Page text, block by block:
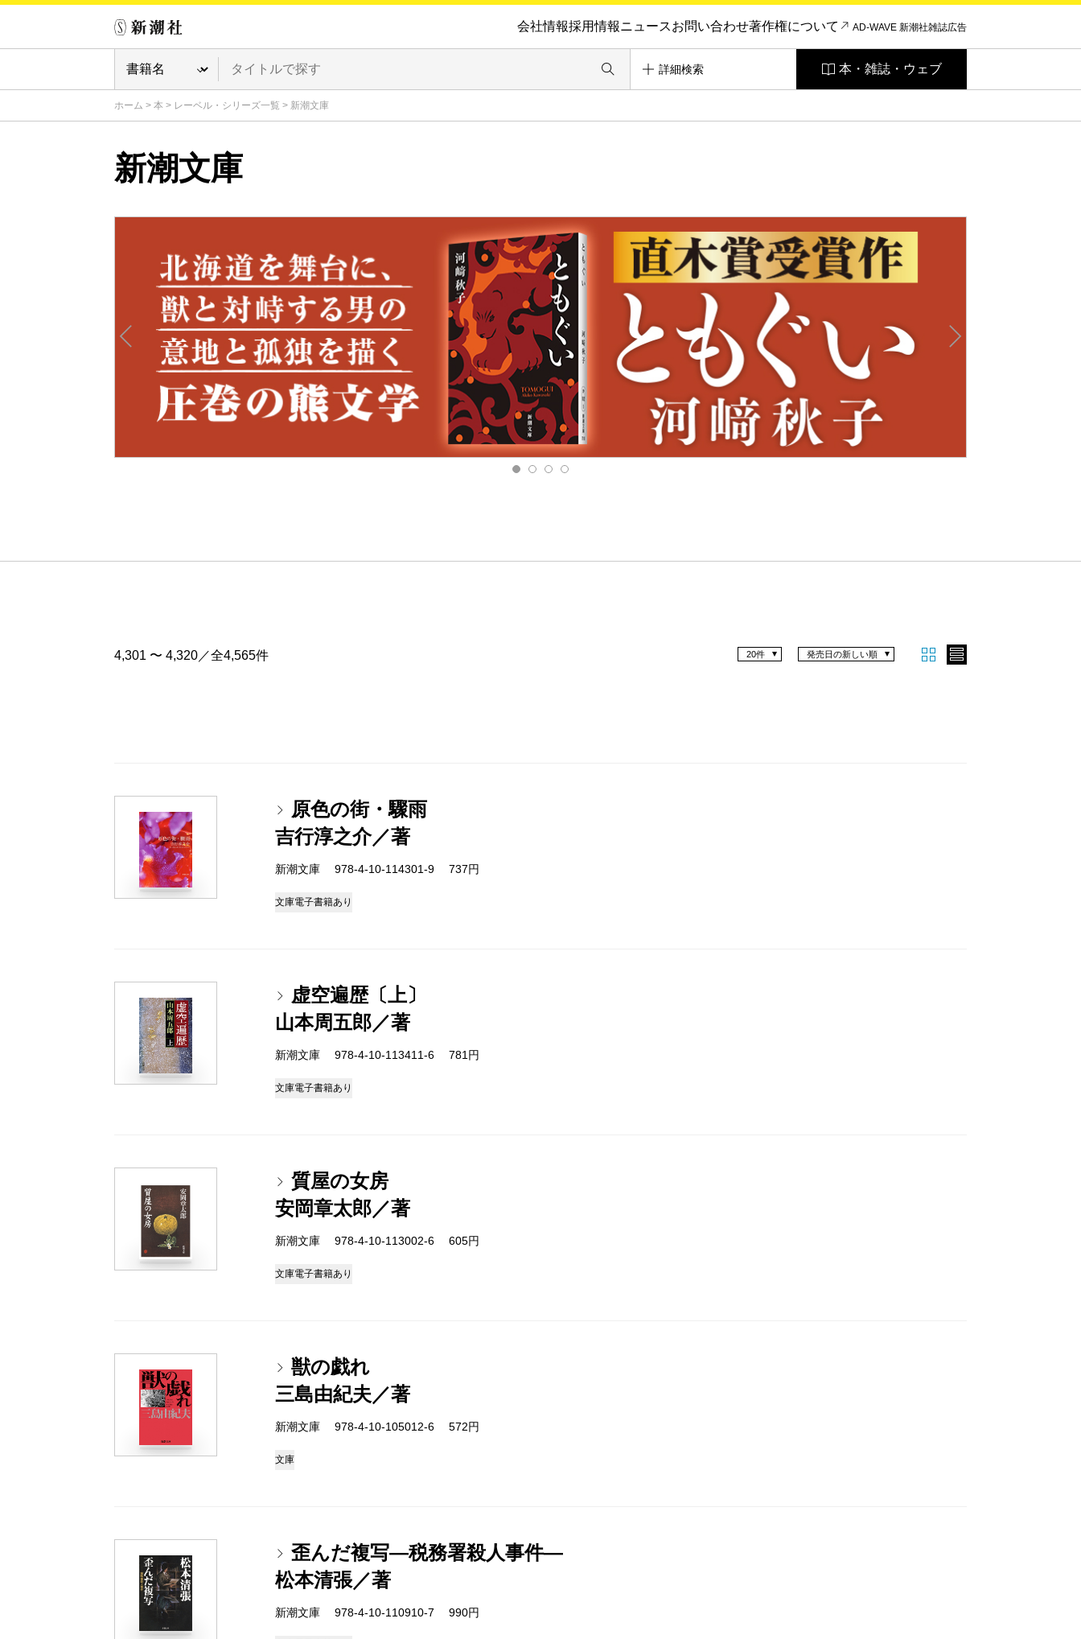
会社情報採用情報ニュースお問い合わせ著作権について AD-WAVE 新潮社雑誌広告
詳細検索 本・雑誌・ウェブ
ホーム > 本 > レーベル・シリーズ一覧 > 新潮文庫
新潮文庫
4,301 〜 4,320／全4,565件 発売日の新しい順
20件
原色の街・驟雨
吉行淳之介／著
新潮文庫 978-4-10-114301-9 737円
文庫電子書籍あり
虚空遍歴〔上〕
山本周五郎／著
新潮文庫 978-4-10-113411-6 781円
文庫電子書籍あり
質屋の女房
安岡章太郎／著
新潮文庫 978-4-10-113002-6 605円
文庫電子書籍あり
獣の戯れ
三島由紀夫／著
新潮文庫 978-4-10-105012-6 572円
文庫
歪んだ複写―税務署殺人事件―
松本清張／著
新潮文庫 978-4-10-110910-7 990円